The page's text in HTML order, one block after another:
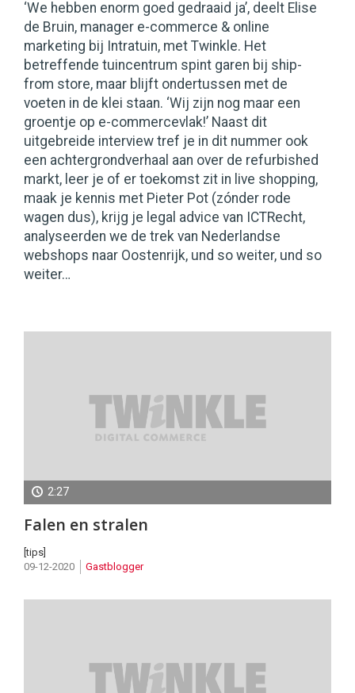
november
2020
2020
‘We hebben enorm goed gedraaid ja’, deelt Elise
de Bruin, manager e-commerce & online
marketing bij Intratuin, met Twinkle. Het
betreffende tuincentrum spint garen bij ship-
from store, maar blijft ondertussen met de
voeten in de klei staan. ‘Wij zijn nog maar een
groentje op e-commercevlak!’ Naast dit
uitgebreide interview tref je in dit nummer ook
een achtergrondverhaal aan over de refurbished
markt, leer je of er toekomst zit in live shopping,
maak je kennis met Pieter Pot (zónder rode
wagen dus), krijg je legal advice van ICTRecht,
analyseerden we de trek van Nederlandse
webshops naar Oostenrijk, und so weiter, und so
weiter…
2:27
Falen en stralen
[tips]
09-12-2020
Gastblogger